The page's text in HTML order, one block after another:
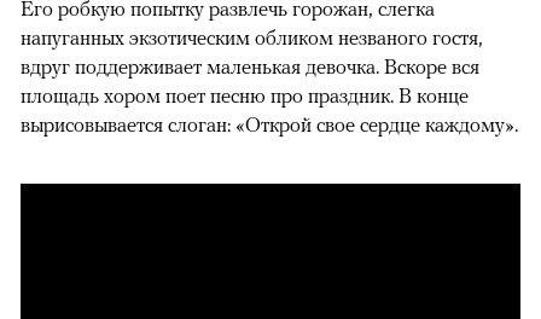
Его робкую попытку развлечь горожан, слегка
напуганных экзотическим обликом незваного гостя,
вдруг поддерживает маленькая девочка. Вскоре вся
площадь хором поет песню про праздник. В конце
вырисовывается слоган: «Открой свое сердце каждому».